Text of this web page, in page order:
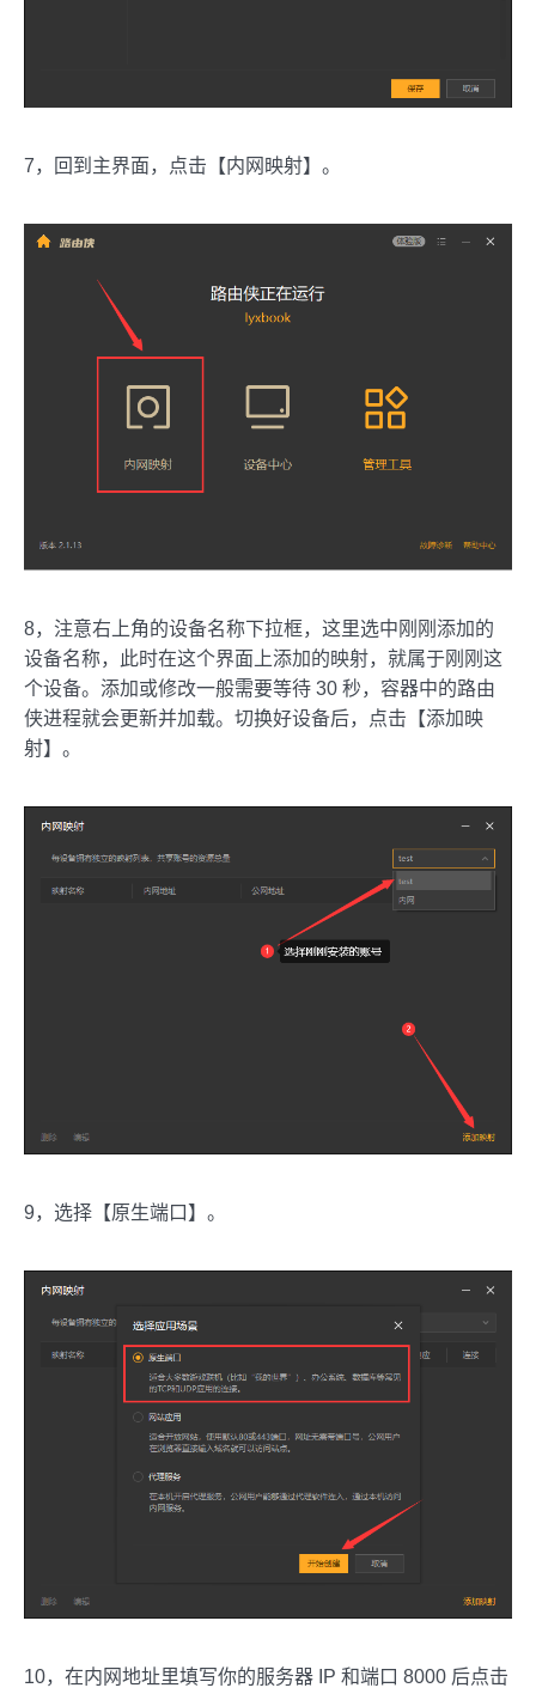
7，回到主界面，点击【内网映射】。
8，注意右上角的设备名称下拉框，这里选中刚刚添加的
设备名称，此时在这个界面上添加的映射，就属于刚刚这
个设备。添加或修改一般需要等待 30 秒，容器中的路由
侠进程就会更新并加载。切换好设备后，点击【添加映
射】。
9，选择【原生端口】。
10，在内网地址里填写你的服务器 IP 和端口 8000 后点击